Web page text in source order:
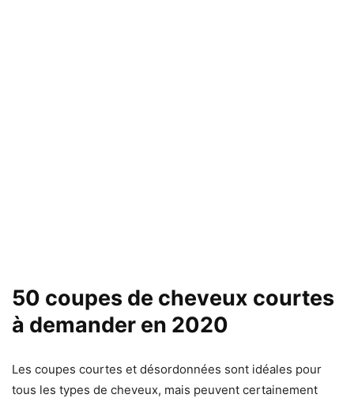
50 coupes de cheveux courtes
à demander en 2020
Les coupes courtes et désordonnées sont idéales pour
tous les types de cheveux, mais peuvent certainement